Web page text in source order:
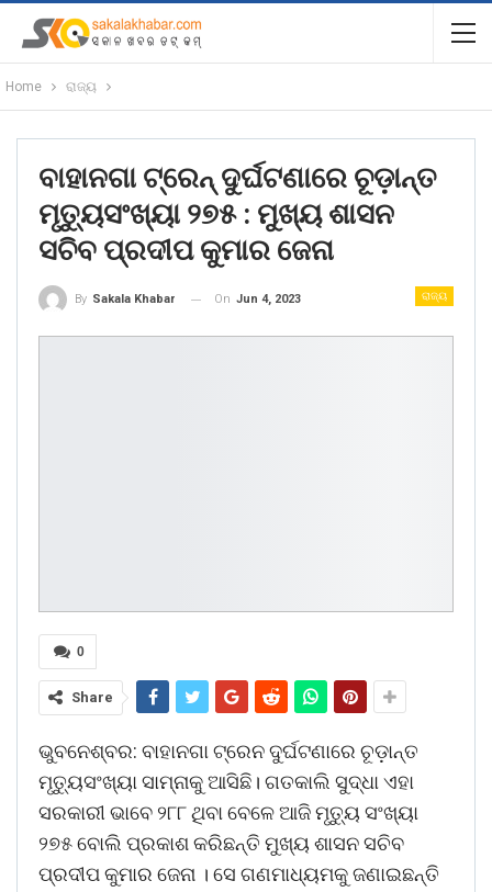
Home ରାଜ୍ୟ
ବାହାନଗା ଟ୍ରେନ୍ ଦୁର୍ଘଟଣାରେ ଚୂଡ଼ାନ୍ତ
ମୃତ୍ୟୁସଂଖ୍ୟା ୨୭୫ : ମୁଖ୍ୟ ଶାସନ
ସଚିବ ପ୍ରଦୀପ କୁମାର ଜେନା
ରାଜ୍ୟ
By Sakala Khabar On Jun 4, 2023
0
Share
ଭୁବନେଶ୍ବର: ବାହାନଗା ଟ୍ରେନ ଦୁର୍ଘଟଣାରେ ଚୂଡ଼ାନ୍ତ
ମୃତ୍ୟୁସଂଖ୍ୟା ସାମ୍ନାକୁ ଆସିଛି। ଗତକାଲି ସୁଦ୍ଧା ଏହା
ସରକାରୀ ଭାବେ ୨୮୮ ଥିବା ବେଳେ ଆଜି ମୃତ୍ୟୁ ସଂଖ୍ୟା
୨୭୫ ବୋଲି ପ୍ରକାଶ କରିଛନ୍ତି ମୁଖ୍ୟ ଶାସନ ସଚିବ
ପ୍ରଦୀପ କୁମାର ଜେନା । ସେ ଗଣମାଧ୍ୟମକୁ ଜଣାଇଛନ୍ତି